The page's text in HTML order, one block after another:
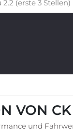
VON
und